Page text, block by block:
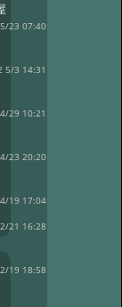
23 07:40
5/3 14:31
29 10:21
23 20:20
19 17:04
21 16:28
19 18:58